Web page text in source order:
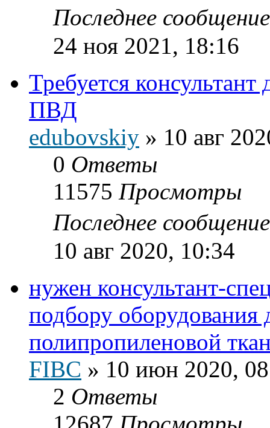
Последнее
24 ноя 2021, 18:16
Требуется
ПВД
edubovskiy » 10 авг
0 Ответы
11575 Просмотры
Последнее
10 авг 2020, 10:34
нужен консультант-
подбору оборудования
полипропиленовой
FIBC » 10 июн 2020,
2 Ответы